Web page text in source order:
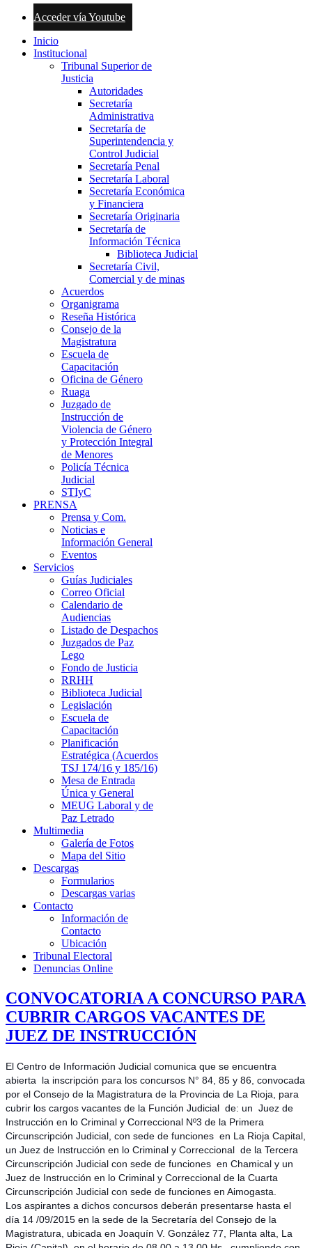
Acceder vía Youtube
Inicio
Institucional
Tribunal Superior de
Justicia
Autoridades
Secretaría
Administrativa
Secretaría de
Superintendencia y
Control Judicial
Secretaría Penal
Secretaría Laboral
Secretaría Económica
y Financiera
Secretaría Originaria
Secretaría de
Información Técnica
Biblioteca Judicial
Secretaría Civil,
Comercial y de minas
Acuerdos
Organigrama
Reseña Histórica
Consejo de la
Magistratura
Escuela de
Capacitación
Oficina de Género
Ruaga
Juzgado de
Instrucción de
Violencia de Género
y Protección Integral
de Menores
Policía Técnica
Judicial
STIyC
PRENSA
Prensa y Com.
Noticias e
Información General
Eventos
Servicios
Guías Judiciales
Correo Oficial
Calendario de
Audiencias
Listado de Despachos
Juzgados de Paz
Lego
Fondo de Justicia
RRHH
Biblioteca Judicial
Legislación
Escuela de
Capacitación
Planificación
Estratégica (Acuerdos
TSJ 174/16 y 185/16)
Mesa de Entrada
Única y General
MEUG Laboral y de
Paz Letrado
Multimedia
Galería de Fotos
Mapa del Sitio
Descargas
Formularios
Descargas varias
Contacto
Información de
Contacto
Ubicación
Tribunal Electoral
Denuncias Online
CONVOCATORIA A CONCURSO PARA
CUBRIR CARGOS VACANTES DE
JUEZ DE INSTRUCCIÓN
El Centro de Información Judicial comunica que se encuentra
abierta la inscripción para los concursos N° 84, 85 y 86, convocada
por el Consejo de la Magistratura de la Provincia de La Rioja, para
cubrir los cargos vacantes de la Función Judicial de: un Juez de
Instrucción en lo Criminal y Correccional Nº3 de la Primera
Circunscripción Judicial, con sede de funciones en La Rioja Capital,
un Juez de Instrucción en lo Criminal y Correccional de la Tercera
Circunscripción Judicial con sede de funciones en Chamical y un
Juez de Instrucción en lo Criminal y Correccional de la Cuarta
Circunscripción Judicial con sede de funciones en Aimogasta.
Los aspirantes a dichos concursos deberán presentarse hasta el
día 14 /09/2015 en la sede de la Secretaría del Consejo de la
Magistratura, ubicada en Joaquín V. González 77, Planta alta, La